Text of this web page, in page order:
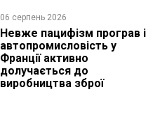
06 серпень 2026
Невже пацифізм програв і
автопромисловість у
Франції активно
долучається до
виробництва зброї